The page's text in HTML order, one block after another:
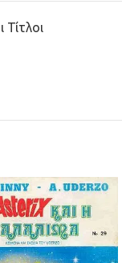
Τίτλοι